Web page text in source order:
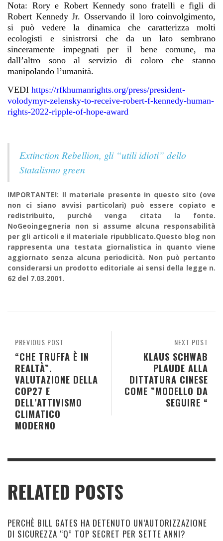
Nota: Rory e Robert Kennedy sono fratelli e figli di
Robert Kennedy Jr. Osservando il loro coinvolgimento,
si può vedere la dinamica che caratterizza molti
ecologisti e sinistrorsi che da un lato sembrano
sinceramente impegnati per il bene comune, ma
dall’altro sono al servizio di coloro che stanno
manipolando l’umanità.
VEDI https://rfkhumanrights.org/press/president-
volodymyr-zelensky-to-receive-robert-f-kennedy-human-
rights-2022-ripple-of-hope-award
Extinction Rebellion, gli “utili idioti” dello
Statalismo green
IMPORTANTE!: Il materiale presente in questo sito (ove
non ci siano avvisi particolari) può essere copiato e
redistribuito, purché venga citata la fonte.
NoGeoingegneria non si assume alcuna responsabilità
per gli articoli e il materiale ripubblicato.Questo blog non
rappresenta una testata giornalistica in quanto viene
aggiornato senza alcuna periodicità. Non può pertanto
considerarsi un prodotto editoriale ai sensi della legge n.
62 del 7.03.2001.
NEXT POST
KLAUS SCHWAB
PLAUDE ALLA
DITTATURA CINESE
COME ”MODELLO DA
SEGUIRE “
PREVIOUS POST
“CHE TRUFFA È IN
REALTÀ”.
VALUTAZIONE DELLA
COP27 E
DELL’ATTIVISMO
CLIMATICO
MODERNO
RELATED POSTS
PERCHÈ BILL GATES HA DETENUTO UN’AUTORIZZAZIONE
DI SICUREZZA “Q” TOP SECRET PER SETTE ANNI?